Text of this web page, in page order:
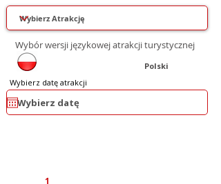
Wybór wersji językowej atrakcji turystycznej
Polski
Wybierz datę atrakcji
1